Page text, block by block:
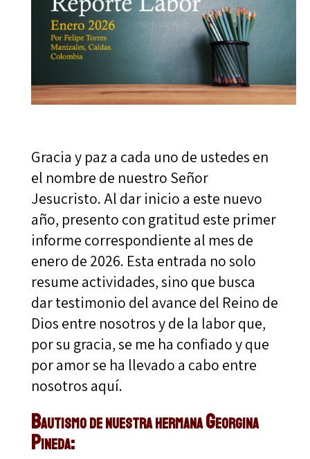
Gracia y paz a cada uno de ustedes en
el nombre de nuestro Señor
Jesucristo. Al dar inicio a este nuevo
año, presento con gratitud este primer
informe correspondiente al mes de
enero de 2026. Esta entrada no solo
resume actividades, sino que busca
dar testimonio del avance del Reino de
Dios entre nosotros y de la labor que,
por su gracia, se me ha confiado y que
por amor se ha llevado a cabo entre
nosotros aquí.
Bautismo de nuestra hermana Georgina
Pineda: